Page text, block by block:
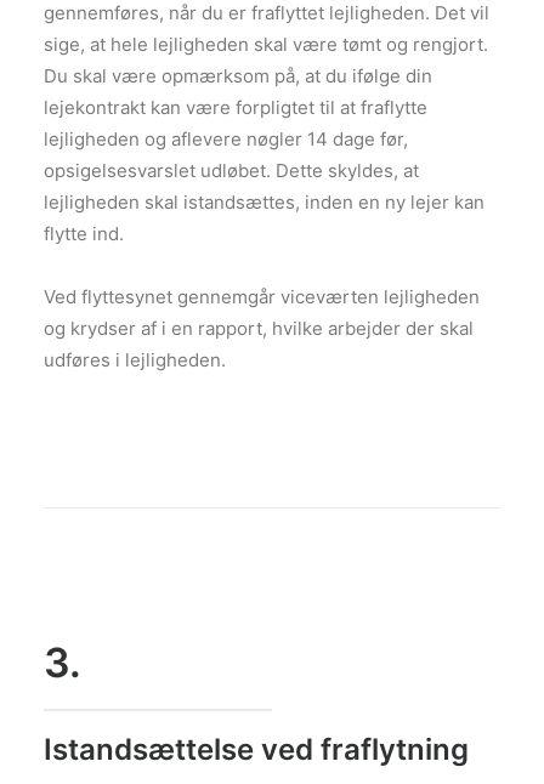
gennemføres, når du er fraflyttet lejligheden. Det vil
sige, at hele lejligheden skal være tømt og rengjort.
Du skal være opmærksom på, at du ifølge din
lejekontrakt kan være forpligtet til at fraflytte
lejligheden og aflevere nøgler 14 dage før,
opsigelsesvarslet udløbet. Dette skyldes, at
lejligheden skal istandsættes, inden en ny lejer kan
flytte ind.
Ved flyttesynet gennemgår viceværten lejligheden
og krydser af i en rapport, hvilke arbejder der skal
udføres i lejligheden.
3.
Istandsættelse ved fraflytning